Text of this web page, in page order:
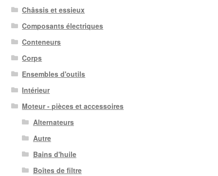
Châssis et essieux
Composants électriques
Conteneurs
Corps
Ensembles d'outils
Intérieur
Moteur - pièces et accessoires
Alternateurs
Autre
Bains d'huile
Boîtes de filtre